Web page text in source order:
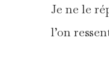
Je ne le
l’on